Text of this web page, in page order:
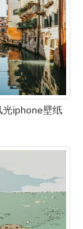
光iphone壁纸